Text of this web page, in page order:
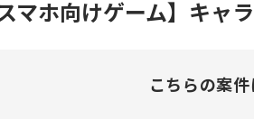
スマホ向けゲーム】キャ
こちらの案